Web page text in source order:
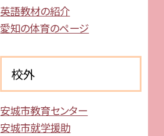
英語教材の紹介
愛知の体育のページ
校外
安城市教育センター
安城市就学援助